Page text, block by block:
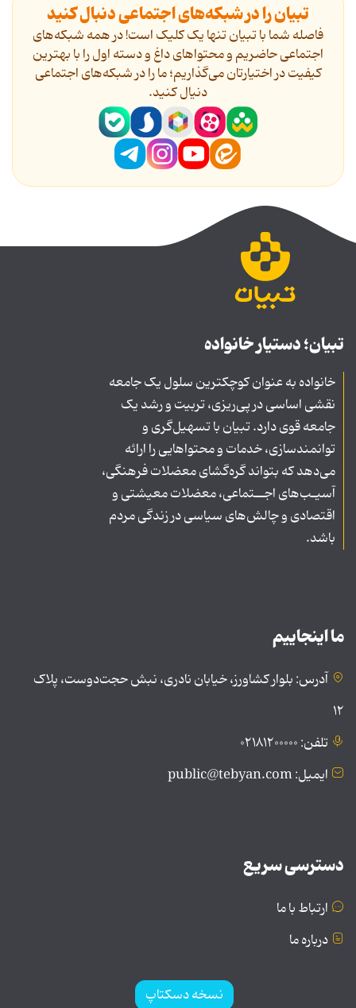
تبیان را در شبکه‌های اجتماعی دنبال کنید
فاصله شما با تبیان تنها یک کلیک است! در همه شبکه‌های
اجتماعی حاضریم و محتواهای داغ و دسته اول را با بهترین
کیفیت در اختیارتان می‌گذاریم؛ ما را در شبکه‌های اجتماعی
دنیال کنید.
تبیان؛ دستیار خانواده
خانواده به عنوان کوچکترین سلول یک جامعه
نقشی اساسی در پی‌ریزی، تربیت و رشد یک
جامعه قوی دارد. تبیان با تسهیل‌گری و
توانمندسازی، خدمات و محتواهایی را ارائه
می‌دهد که بتواند گره‌گشای معضلات فرهنگی،
آسیـب‌های اجــتماعی، معضلات معیشتی و
اقتصادی و چالش‌های سیاسی در زندگی مردم
باشد.
ما اینجاییم
آدرس: بلوار کشاورز، خیابان نادری، نبش حجت‌دوست، پلاک
۱۲
تلفن: ۰۲۱۸۱۲۰۰۰۰۰
ایمیل: public@tebyan.com
دسترسی سریع
ارتباط با ما
درباره ما
نسخه دسکتاپ